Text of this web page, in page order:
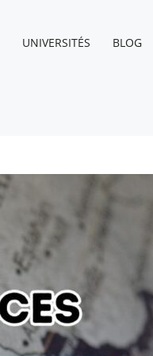
UNIVERSITÉS BLOG